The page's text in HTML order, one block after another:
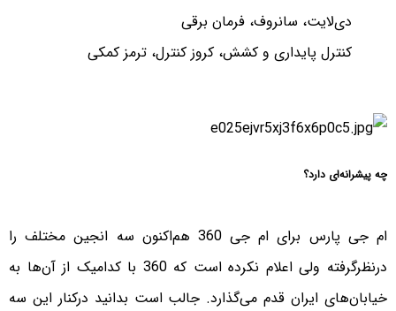
دی‌لایت، سانروف، فرمان برقی
کنترل پایداری و کشش، کروز کنترل، ترمز کمکی
چه پیشرانه‌ای دارد؟
ام جی پارس برای ام جی 360 هم‌اکنون سه انجین مختلف را
درنظرگرفته ولی اعلام نکرده است که 360 با کدامیک از آن‌ها به
خیابان‌های ایران قدم می‌گذارد. جالب است بدانید درکنار این سه